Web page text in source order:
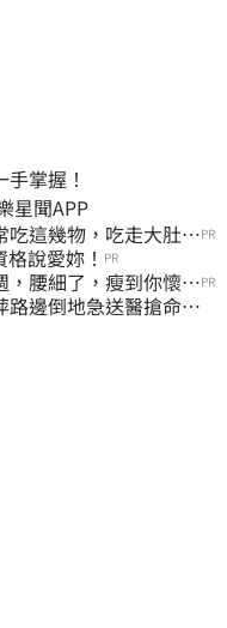
掌握！
載娛樂星聞APP
吃這幾物，吃走大肚
PR
說愛妳！ PR
腰細了，瘦到你懷疑PR
路邊倒地急送醫搶命